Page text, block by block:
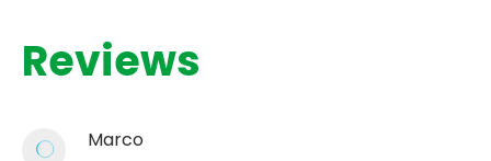
Reviews
Marco